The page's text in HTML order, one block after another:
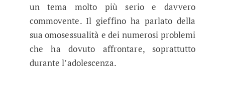
un tema molto più serio e davvero
commovente. Il gieffino ha parlato della
sua omosessualità e dei numerosi problemi
che ha dovuto affrontare, soprattutto
durante l’adolescenza.